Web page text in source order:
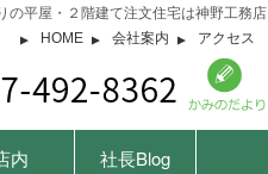
の平屋・２階建て注文住宅は神野工務店
HOME
会社案内 アクセス
内 社長Blog